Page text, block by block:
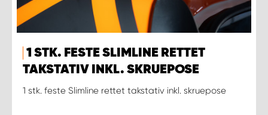
1 STK. FESTE SLIMLINE RETTET
TAKSTATIV INKL. SKRUEPOSE
1 stk. feste Slimline rettet takstativ inkl. skruepose